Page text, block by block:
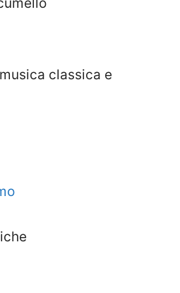
classica e